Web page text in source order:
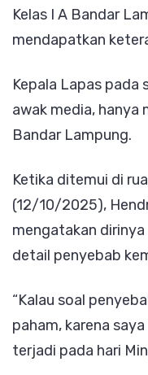
Kelas I A Bandar
mendapatkan
Kepala Lapas pada
awak media, hanya
Bandar Lampung.
Ketika ditemui di
(12/10/2025),
mengatakan
detail penyebab
“Kalau soal
paham, karena
terjadi pada hari